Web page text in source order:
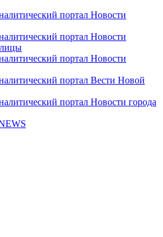
портал Новости
портал Новости
портал Новости
портал Вести Новой
портал Новости города